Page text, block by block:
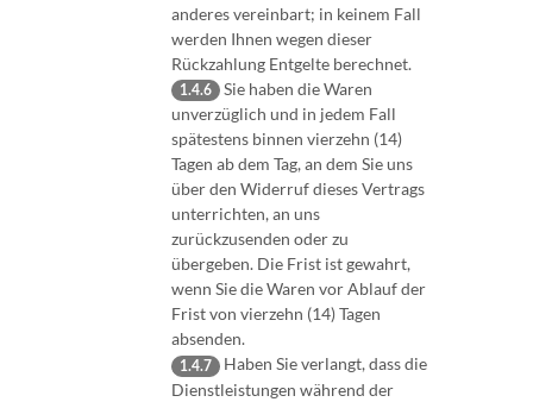
anderes vereinbart; in keinem Fall
werden Ihnen wegen dieser
Rückzahlung Entgelte berechnet.
1.4.6
Sie haben die Waren
unverzüglich und in jedem Fall
spätestens binnen vierzehn (14)
Tagen ab dem Tag, an dem Sie uns
über den Widerruf dieses Vertrags
unterrichten, an uns
zurückzusenden oder zu
übergeben. Die Frist ist gewahrt,
wenn Sie die Waren vor Ablauf der
Frist von vierzehn (14) Tagen
absenden.
1.4.7
Haben Sie verlangt, dass die
Dienstleistungen während der